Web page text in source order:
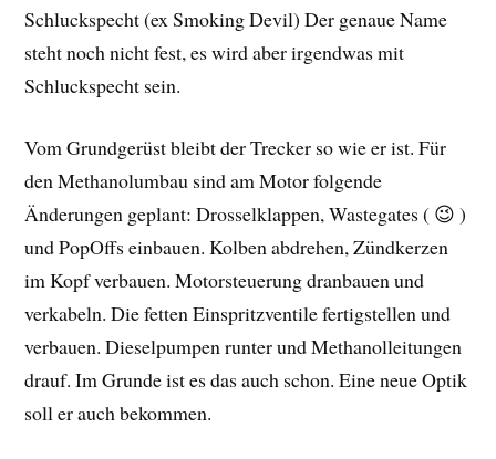
Schluckspecht (ex Smoking Devil) Der genaue Name
steht noch nicht fest, es wird aber irgendwas mit
Schluckspecht sein.
Vom Grundgerüst bleibt der Trecker so wie er ist. Für
den Methanolumbau sind am Motor folgende
Änderungen geplant: Drosselklappen, Wastegates ( 😉 )
und PopOffs einbauen. Kolben abdrehen, Zündkerzen
im Kopf verbauen. Motorsteuerung dranbauen und
verkabeln. Die fetten Einspritzventile fertigstellen und
verbauen. Dieselpumpen runter und Methanolleitungen
drauf. Im Grunde ist es das auch schon. Eine neue Optik
soll er auch bekommen.